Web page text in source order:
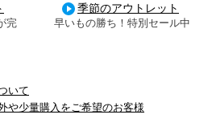
完
季節のアウトレット
早いもの勝ち！特別セール中
いて
や少量購入をご希望のお客様